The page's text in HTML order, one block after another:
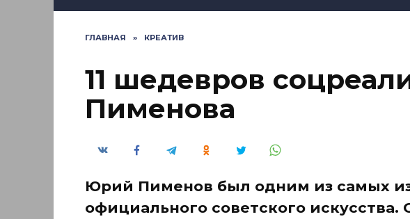
ГЛАВНАЯ » КРЕАТИВ
11 шедевров
Пименова
Юрий Пименов был одним из самых
официального советского искусства.